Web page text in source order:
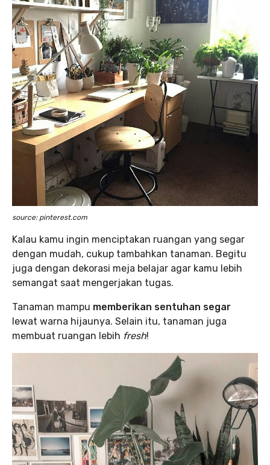
source: pinterest.com
Kalau kamu ingin menciptakan ruangan yang segar
dengan mudah, cukup tambahkan tanaman. Begitu
juga dengan dekorasi meja belajar agar kamu lebih
semangat saat mengerjakan tugas.
Tanaman mampu memberikan sentuhan segar
lewat warna hijaunya. Selain itu, tanaman juga
membuat ruangan lebih fresh!